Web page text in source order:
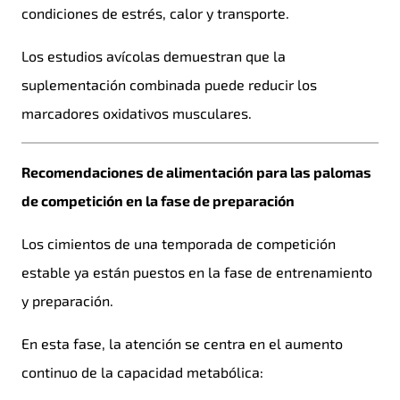
condiciones de estrés, calor y transporte.
Los estudios avícolas demuestran que la
suplementación combinada puede reducir los
marcadores oxidativos musculares.
Recomendaciones de alimentación para las palomas
de competición en la fase de preparación
Los cimientos de una temporada de competición
estable ya están puestos en la fase de entrenamiento
y preparación.
En esta fase, la atención se centra en el aumento
continuo de la capacidad metabólica: